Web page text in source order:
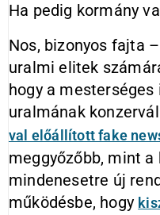
Ha pedig kormány
Nos, bizonyos fajta
uralmi elitek
hogy a
uralmának
val előállított fake
meggyőzőbb, mint a
mindenesetre új
működésbe, hogy